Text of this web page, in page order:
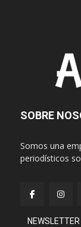
SOBRE
Somos una
periodísticos
NEWSLETTER